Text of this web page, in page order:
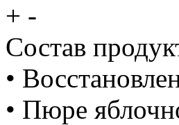
+ -
Состав
•
• Пюре